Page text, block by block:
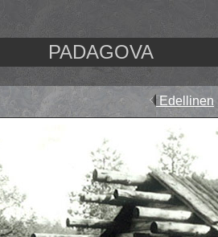
PADAGOVA
Edellinen